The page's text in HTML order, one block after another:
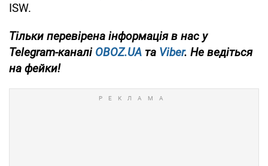
ISW.
Тільки перевірена інформація в нас у
Telegram-каналі OBOZ.UA та Viber. Не ведіться
на фейки!